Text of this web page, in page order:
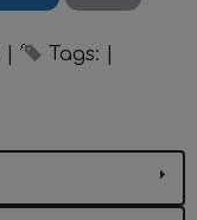
Tags: